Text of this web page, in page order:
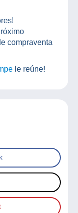
compraventa
le reúne!